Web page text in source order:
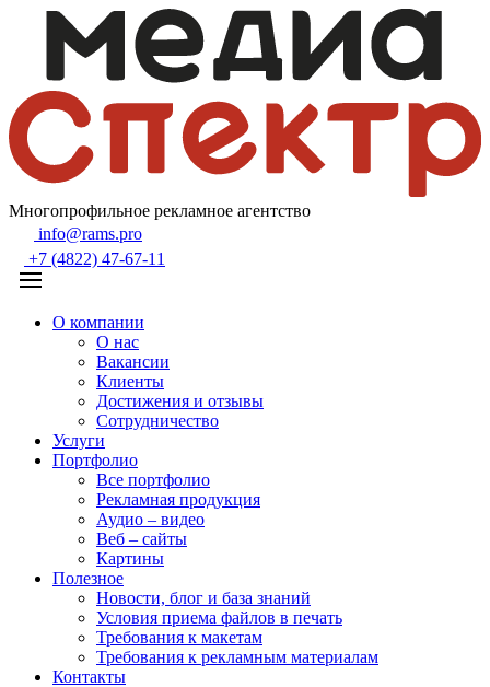
Многопрофильное рекламное агентство
info@rams.pro
+7 (4822) 47-67-11
О компании
О нас
Вакансии
Клиенты
Достижения и отзывы
Сотрудничество
Услуги
Портфолио
Все портфолио
Рекламная продукция
Аудио – видео
Веб – сайты
Картины
Полезное
Новости, блог и база знаний
Условия приема файлов в печать
Требования к макетам
Требования к рекламным материалам
Контакты